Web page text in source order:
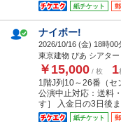
紙チケット
ナイボー!
2026/10/16 (金) 18時00
東京建物 ぴあ シアター
￥15,000 / 枚 1
1階J列10～26番（
公演中止対応：送料
す］ 入金日の3日後
紙チケット